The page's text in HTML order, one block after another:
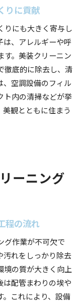
りに貢献
りにも大きく寄与し
は、アレルギーや呼
す。美装クリーニン
徹底的に除去し、清
、空調設備のフィル
ト内の清掃などが挙
観とともに住まう
ーニング
程の流れ
グ作業が不可欠で
汚れをしっかり除去
境の質が大きく向上
は配管まわりの埃や
これにより、設備